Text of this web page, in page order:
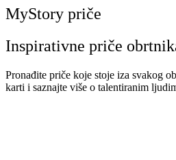
MyStory priče
Inspirativne priče
Pronađite priče koje stoje iza svakog
karti i saznajte više o talentiranim